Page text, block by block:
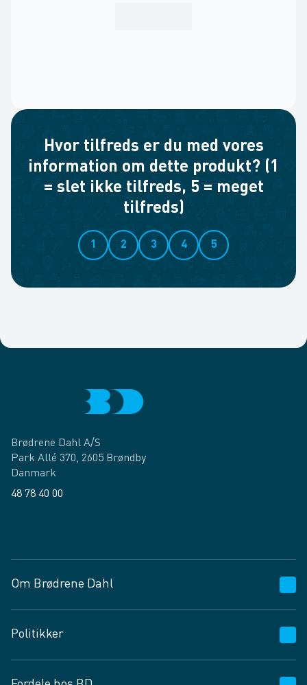
Hvor tilfreds er du med vores
information om dette produkt? (1
= slet ikke tilfreds, 5 = meget
tilfreds)
1 2 3 4 5
Brødrene Dahl A/S
Park Allé 370, 2605 Brøndby
Danmark
48 78 40 00
Om Brødrene Dahl
Vagttelefon 30 10 89 89
Spørgsmål og svar
Politikker